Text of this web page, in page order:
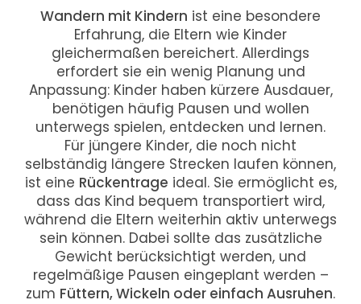
Wandern mit Kindern ist eine besondere
Erfahrung, die Eltern wie Kinder
gleichermaßen bereichert. Allerdings
erfordert sie ein wenig Planung und
Anpassung: Kinder haben kürzere Ausdauer,
benötigen häufig Pausen und wollen
unterwegs spielen, entdecken und lernen.
Für jüngere Kinder, die noch nicht
selbständig längere Strecken laufen können,
ist eine Rückentrage ideal. Sie ermöglicht es,
dass das Kind bequem transportiert wird,
während die Eltern weiterhin aktiv unterwegs
sein können. Dabei sollte das zusätzliche
Gewicht berücksichtigt werden, und
regelmäßige Pausen eingeplant werden –
zum Füttern, Wickeln oder einfach Ausruhen.